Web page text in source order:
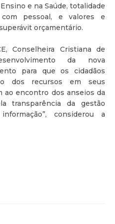
e na Saúde, totalidade
pessoal, e valores e
orçamentário.
Conselheira Cristiana de
da nova
para que os cidadãos
dos recursos em seus
ao encontro dos anseios da
transparência da gestão
considerou a